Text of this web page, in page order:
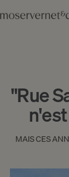
"Rue
MAIS CES